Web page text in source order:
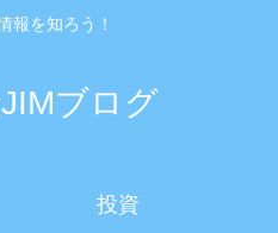
報を知ろう！
ブログ
投資